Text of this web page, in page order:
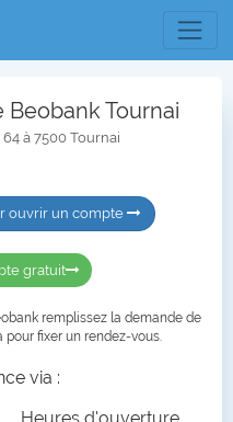
Beobank Tournai
à 7500 Tournai
ouvrir un compte
gratuit
remplissez la demande de
fixer un rendez-vous.
via :
Heures d'ouverture